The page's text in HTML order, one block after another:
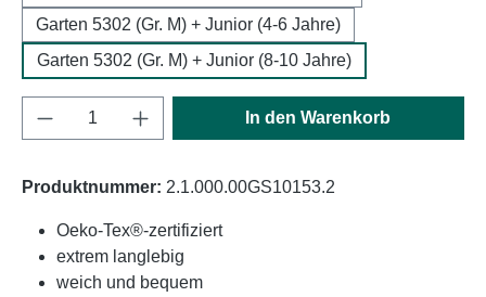
Garten 5302 (Gr. M) + Junior (4-6 Jahre)
Garten 5302 (Gr. M) + Junior (8-10 Jahre)
Produkt Anzahl: Gib den gewünschten
In den Warenkorb
Produktnummer: 2.1.000.00GS10153.2
Oeko-Tex®-zertifiziert
extrem langlebig
weich und bequem